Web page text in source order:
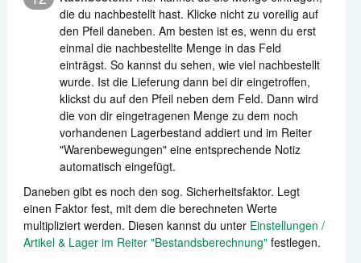
die du nachbestellt hast. Klicke nicht zu voreilig auf
den Pfeil daneben. Am besten ist es, wenn du erst
einmal die nachbestellte Menge in das Feld
einträgst. So kannst du sehen, wie viel nachbestellt
wurde. Ist die Lieferung dann bei dir eingetroffen,
klickst du auf den Pfeil neben dem Feld. Dann wird
die von dir eingetragenen Menge zu dem noch
vorhandenen Lagerbestand addiert und im Reiter
"Warenbewegungen" eine entsprechende Notiz
automatisch eingefügt.
Daneben gibt es noch den sog. Sicherheitsfaktor. Legt
einen Faktor fest, mit dem die berechneten Werte
multipliziert werden. Diesen kannst du unter Einstellungen /
Artikel & Lager im Reiter "Bestandsberechnung"festlegen.